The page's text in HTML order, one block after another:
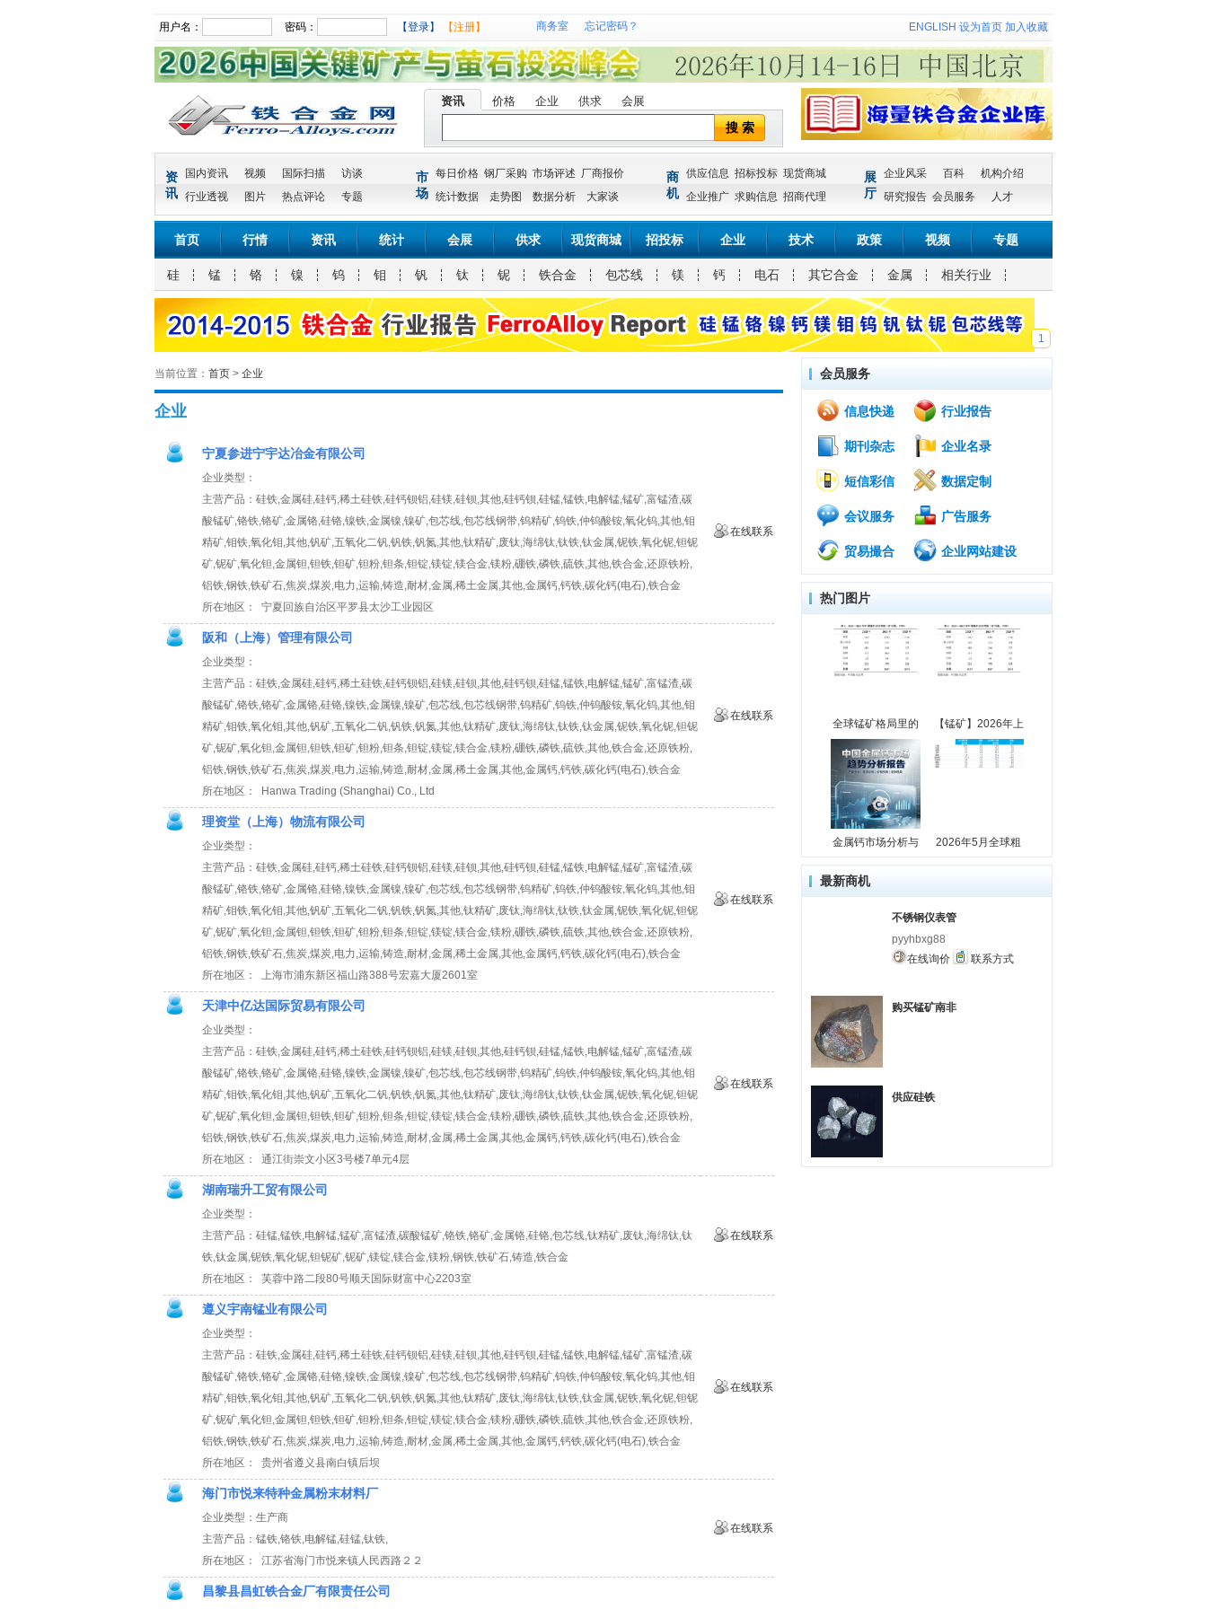
用户名： 密码： 【登录】 【注册】 商务室 忘记密码？ ENGLISH 设为首页 加入收藏
资讯 价格 企业 供求 会展
搜 索
资
讯
国内资讯 视频 国际扫描
访谈
行业透视
图片 热点评论 专题
市
场
每日价格 钢厂采购 市场评述 厂商报价
统计数据
走势图 数据分析 大家谈
商
机
供应信息 招标投标 现货商城
企业推广 求购信息 招商代理
展
厅
企业风采 百科
机构介绍
研究报告 会员服务 人才
首页 行情 资讯 统计 会展 供求 现货商城 招投标 企业 技术 政策 视频 专题
硅 锰 铬 镍 钨 钼 钒 钛 铌 铁合金 包芯线 镁 钙 电石 其它合金 金属 相关行业
1
当前位置： 首页 > 企业
企业
宁夏参进宁宇达冶金有限公司
企业类型：
主营产品：硅铁,金属硅,硅钙,稀土硅铁,硅钙钡铝,硅镁,硅钡,其他,硅钙钡,硅锰,锰铁,电解锰,锰矿,富锰渣,碳
酸锰矿,铬铁,铬矿,金属铬,硅铬,镍铁,金属镍,镍矿,包芯线,包芯线钢带,钨精矿,钨铁,仲钨酸铵,氧化钨,其他,钼
精矿,钼铁,氧化钼,其他,钒矿,五氧化二钒,钒铁,钒氮,其他,钛精矿,废钛,海绵钛,钛铁,钛金属,铌铁,氧化铌,钽铌
矿,铌矿,氧化钽,金属钽,钽铁,钽矿,钽粉,钽条,钽锭,镁锭,镁合金,镁粉,硼铁,磷铁,硫铁,其他,铁合金,还原铁粉,
铝铁,钢铁,铁矿石,焦炭,煤炭,电力,运输,铸造,耐材,金属,稀土金属,其他,金属钙,钙铁,碳化钙(电石),铁合金
所在地区： 宁夏回族自治区平罗县太沙工业园区
在线联系
阪和（上海）管理有限公司
企业类型：
主营产品：硅铁,金属硅,硅钙,稀土硅铁,硅钙钡铝,硅镁,硅钡,其他,硅钙钡,硅锰,锰铁,电解锰,锰矿,富锰渣,碳
酸锰矿,铬铁,铬矿,金属铬,硅铬,镍铁,金属镍,镍矿,包芯线,包芯线钢带,钨精矿,钨铁,仲钨酸铵,氧化钨,其他,钼
精矿,钼铁,氧化钼,其他,钒矿,五氧化二钒,钒铁,钒氮,其他,钛精矿,废钛,海绵钛,钛铁,钛金属,铌铁,氧化铌,钽铌
矿,铌矿,氧化钽,金属钽,钽铁,钽矿,钽粉,钽条,钽锭,镁锭,镁合金,镁粉,硼铁,磷铁,硫铁,其他,铁合金,还原铁粉,
铝铁,钢铁,铁矿石,焦炭,煤炭,电力,运输,铸造,耐材,金属,稀土金属,其他,金属钙,钙铁,碳化钙(电石),铁合金
所在地区： Hanwa Trading (Shanghai) Co., Ltd
在线联系
理资堂（上海）物流有限公司
企业类型：
主营产品：硅铁,金属硅,硅钙,稀土硅铁,硅钙钡铝,硅镁,硅钡,其他,硅钙钡,硅锰,锰铁,电解锰,锰矿,富锰渣,碳
酸锰矿,铬铁,铬矿,金属铬,硅铬,镍铁,金属镍,镍矿,包芯线,包芯线钢带,钨精矿,钨铁,仲钨酸铵,氧化钨,其他,钼
精矿,钼铁,氧化钼,其他,钒矿,五氧化二钒,钒铁,钒氮,其他,钛精矿,废钛,海绵钛,钛铁,钛金属,铌铁,氧化铌,钽铌
矿,铌矿,氧化钽,金属钽,钽铁,钽矿,钽粉,钽条,钽锭,镁锭,镁合金,镁粉,硼铁,磷铁,硫铁,其他,铁合金,还原铁粉,
铝铁,钢铁,铁矿石,焦炭,煤炭,电力,运输,铸造,耐材,金属,稀土金属,其他,金属钙,钙铁,碳化钙(电石),铁合金
所在地区： 上海市浦东新区福山路388号宏嘉大厦2601室
在线联系
天津中亿达国际贸易有限公司
企业类型：
主营产品：硅铁,金属硅,硅钙,稀土硅铁,硅钙钡铝,硅镁,硅钡,其他,硅钙钡,硅锰,锰铁,电解锰,锰矿,富锰渣,碳
酸锰矿,铬铁,铬矿,金属铬,硅铬,镍铁,金属镍,镍矿,包芯线,包芯线钢带,钨精矿,钨铁,仲钨酸铵,氧化钨,其他,钼
精矿,钼铁,氧化钼,其他,钒矿,五氧化二钒,钒铁,钒氮,其他,钛精矿,废钛,海绵钛,钛铁,钛金属,铌铁,氧化铌,钽铌
矿,铌矿,氧化钽,金属钽,钽铁,钽矿,钽粉,钽条,钽锭,镁锭,镁合金,镁粉,硼铁,磷铁,硫铁,其他,铁合金,还原铁粉,
铝铁,钢铁,铁矿石,焦炭,煤炭,电力,运输,铸造,耐材,金属,稀土金属,其他,金属钙,钙铁,碳化钙(电石),铁合金
所在地区： 通江街崇文小区3号楼7单元4层
在线联系
湖南瑞升工贸有限公司
企业类型：
主营产品：硅锰,锰铁,电解锰,锰矿,富锰渣,碳酸锰矿,铬铁,铬矿,金属铬,硅铬,包芯线,钛精矿,废钛,海绵钛,钛
铁,钛金属,铌铁,氧化铌,钽铌矿,铌矿,镁锭,镁合金,镁粉,钢铁,铁矿石,铸造,铁合金
所在地区： 芙蓉中路二段80号顺天国际财富中心2203室
在线联系
遵义宇南锰业有限公司
企业类型：
主营产品：硅铁,金属硅,硅钙,稀土硅铁,硅钙钡铝,硅镁,硅钡,其他,硅钙钡,硅锰,锰铁,电解锰,锰矿,富锰渣,碳
酸锰矿,铬铁,铬矿,金属铬,硅铬,镍铁,金属镍,镍矿,包芯线,包芯线钢带,钨精矿,钨铁,仲钨酸铵,氧化钨,其他,钼
精矿,钼铁,氧化钼,其他,钒矿,五氧化二钒,钒铁,钒氮,其他,钛精矿,废钛,海绵钛,钛铁,钛金属,铌铁,氧化铌,钽铌
矿,铌矿,氧化钽,金属钽,钽铁,钽矿,钽粉,钽条,钽锭,镁锭,镁合金,镁粉,硼铁,磷铁,硫铁,其他,铁合金,还原铁粉,
铝铁,钢铁,铁矿石,焦炭,煤炭,电力,运输,铸造,耐材,金属,稀土金属,其他,金属钙,钙铁,碳化钙(电石),铁合金
所在地区： 贵州省遵义县南白镇后坝
在线联系
海门市悦来特种金属粉末材料厂
企业类型：生产商
主营产品：锰铁,铬铁,电解锰,硅锰,钛铁,
所在地区： 江苏省海门市悦来镇人民西路２２
在线联系
昌黎县昌虹铁合金厂有限责任公司
会员服务
信息快递 行业报告
期刊杂志 企业名录
短信彩信 数据定制
会议服务 广告服务
贸易撮合 企业网站建设
热门图片
全球锰矿格局里的 【锰矿】2026年上
金属钙市场分析与 2026年5月全球粗
最新商机
不锈钢仪表管
pyyhbxg88
在线询价
联系方式
购买锰矿南非
供应硅铁